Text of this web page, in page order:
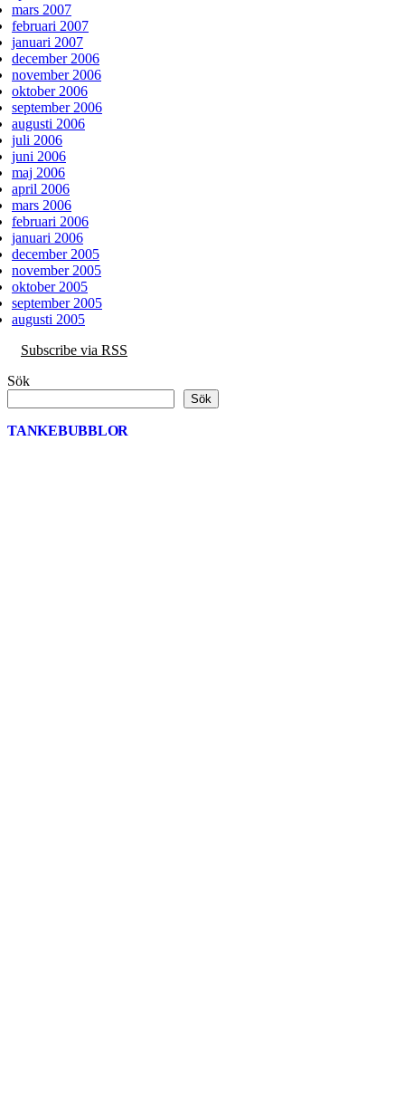
mars 2007
februari 2007
januari 2007
december 2006
november 2006
oktober 2006
september 2006
augusti 2006
juli 2006
juni 2006
maj 2006
april 2006
mars 2006
februari 2006
januari 2006
december 2005
november 2005
oktober 2005
september 2005
augusti 2005
Subscribe via RSS
Sök
Sök
TANKEBUBBLOR